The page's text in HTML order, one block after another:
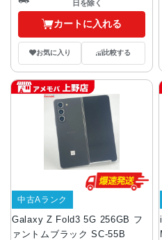
日を除く
カートに入れる
お気に入り 比較する
Galaxy Z Fold3 5G 256GB フ
ァントムブラック SC-55B
中古Aランク